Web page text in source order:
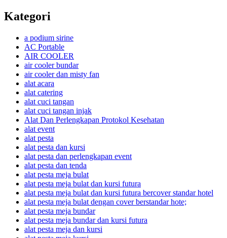
Kategori
a podium sirine
AC Portable
AIR COOLER
air cooler bundar
air cooler dan misty fan
alat acara
alat catering
alat cuci tangan
alat cuci tangan injak
Alat Dan Perlengkapan Protokol Kesehatan
alat event
alat pesta
alat pesta dan kursi
alat pesta dan perlengkapan event
alat pesta dan tenda
alat pesta meja bulat
alat pesta meja bulat dan kursi futura
alat pesta meja bulat dan kursi futura bercover standar hotel
alat pesta meja bulat dengan cover berstandar hote;
alat pesta meja bundar
alat pesta meja bundar dan kursi futura
alat pesta meja dan kursi